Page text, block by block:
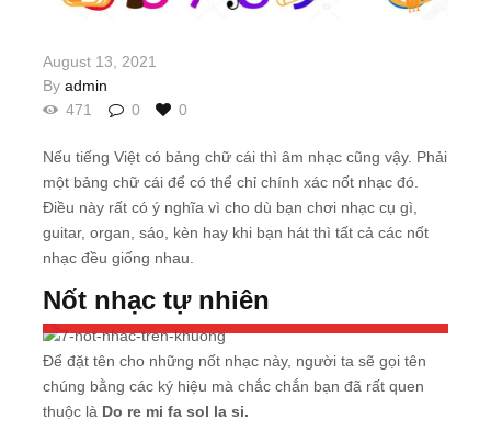
August 13, 2021
By admin
471
0 0
Nếu tiếng Việt có bảng chữ cái thì âm nhạc cũng vậy. Phải
một bảng chữ cái để có thể chỉ chính xác nốt nhạc đó.
Điều này rất có ý nghĩa vì cho dù bạn chơi nhạc cụ gì,
guitar, organ, sáo, kèn hay khi bạn hát thì tất cả các nốt
nhạc đều giống nhau.
Nốt nhạc tự nhiên
7 nốt nhạc trên khuông nhạc
Để đặt tên cho những nốt nhạc này, người ta sẽ gọi tên
chúng bằng các ký hiệu mà chắc chắn bạn đã rất quen
thuộc là Do re mi fa sol la si.